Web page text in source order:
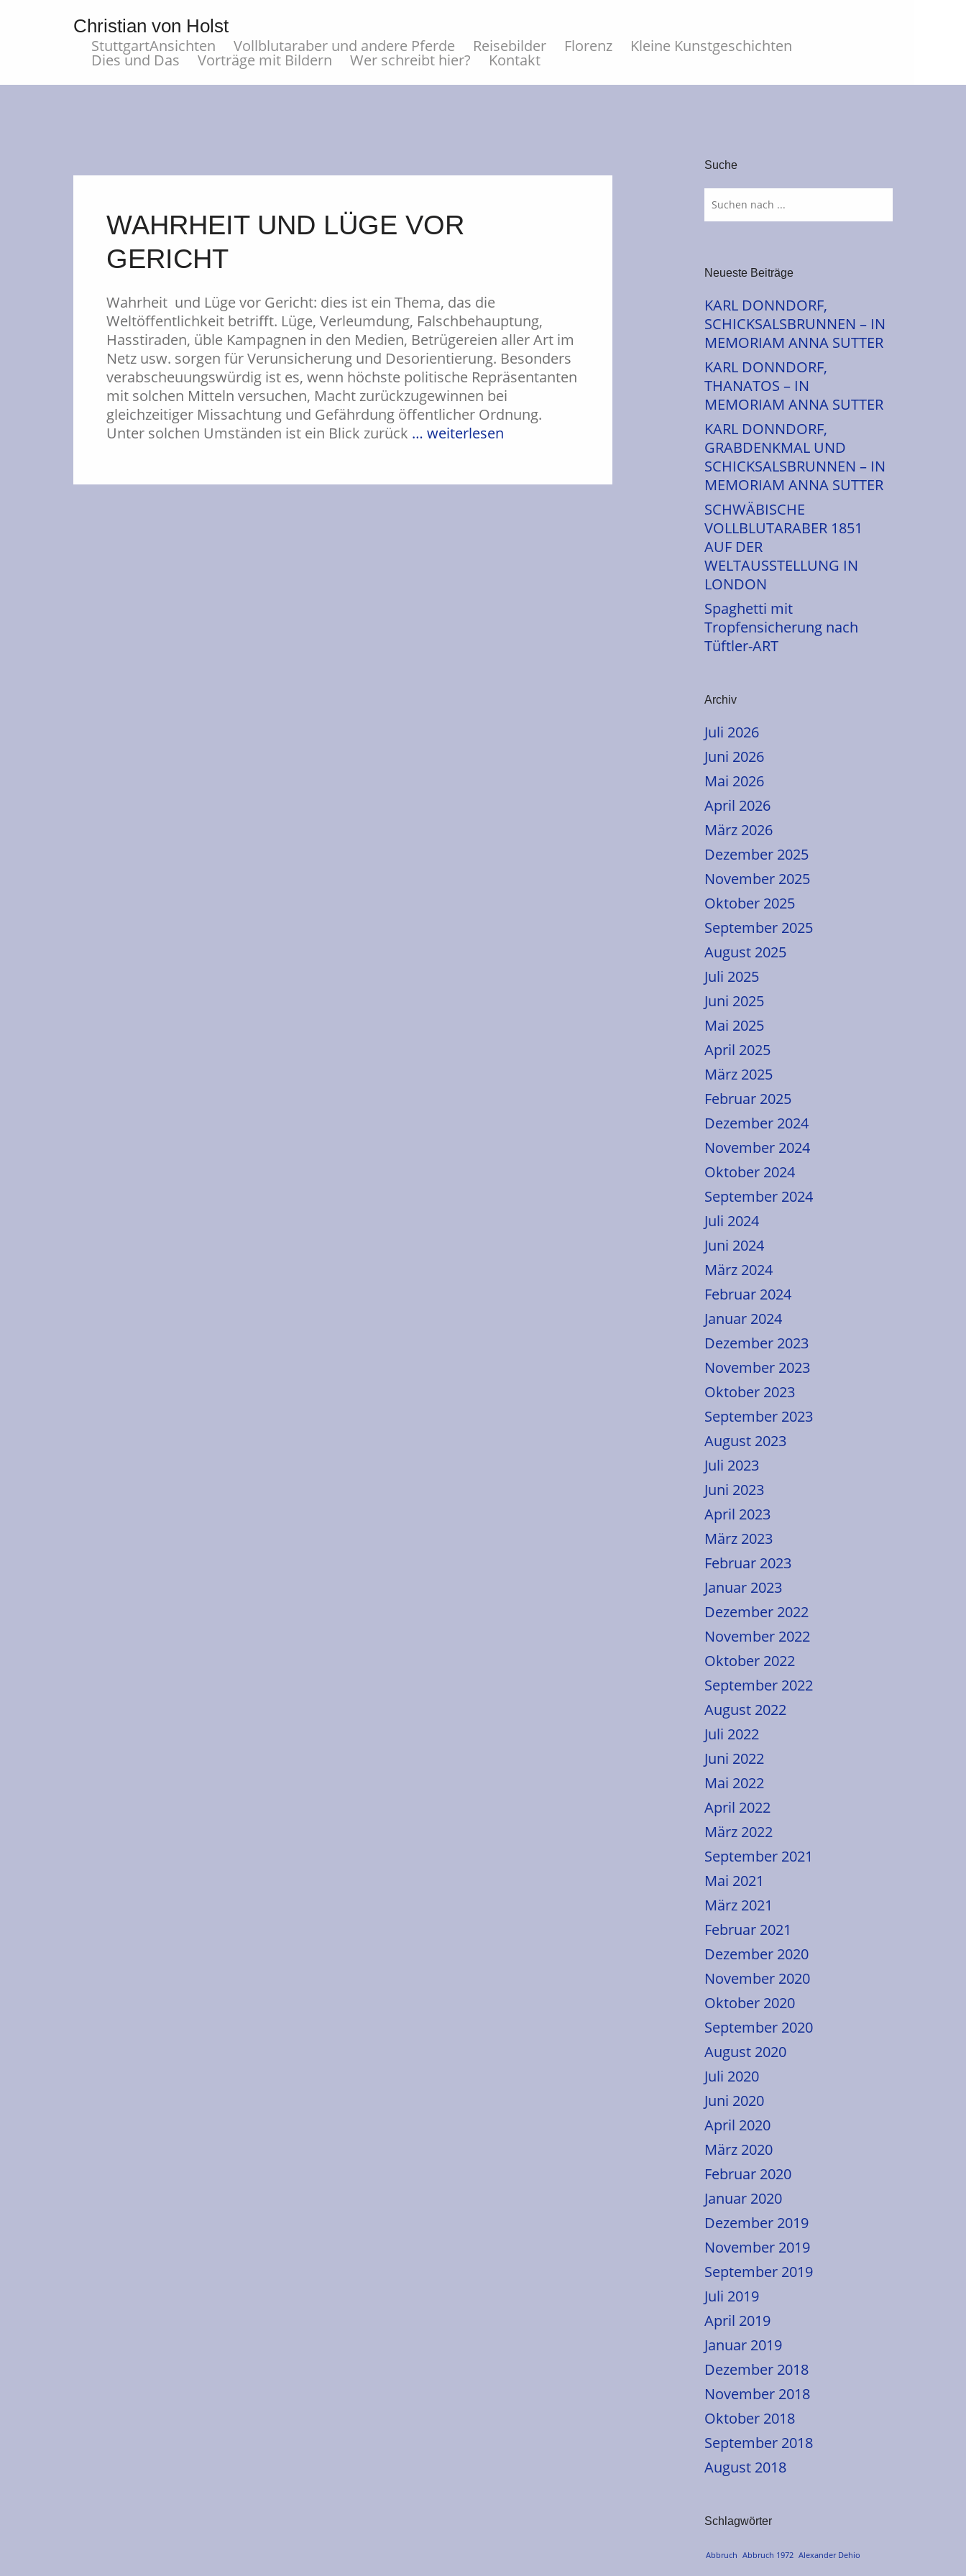
Christian von Holst
StuttgartAnsichten Vollblutaraber und andere Pferde Reisebilder Florenz Kleine Kunstgeschichten
Dies und Das Vorträge mit Bildern Wer schreibt hier? Kontakt
WAHRHEIT UND LÜGE VOR
GERICHT
Wahrheit und Lüge vor Gericht: dies ist ein Thema, das die
Weltöffentlichkeit betrifft. Lüge, Verleumdung, Falschbehauptung,
Hasstiraden, üble Kampagnen in den Medien, Betrügereien aller Art im
Netz usw. sorgen für Verunsicherung und Desorientierung. Besonders
verabscheuungswürdig ist es, wenn höchste politische Repräsentanten
mit solchen Mitteln versuchen, Macht zurückzugewinnen bei
gleichzeitiger Missachtung und Gefährdung öffentlicher Ordnung.
Unter solchen Umständen ist ein Blick zurück … weiterlesen
Suche
Neueste Beiträge
KARL DONNDORF,
SCHICKSALSBRUNNEN – IN
MEMORIAM ANNA SUTTER
KARL DONNDORF,
THANATOS – IN
MEMORIAM ANNA SUTTER
KARL DONNDORF,
GRABDENKMAL UND
SCHICKSALSBRUNNEN – IN
MEMORIAM ANNA SUTTER
SCHWÄBISCHE
VOLLBLUTARABER 1851
AUF DER
WELTAUSSTELLUNG IN
LONDON
Spaghetti mit
Tropfensicherung nach
Tüftler-ART
Archiv
Juli 2026
Juni 2026
Mai 2026
April 2026
März 2026
Dezember 2025
November 2025
Oktober 2025
September 2025
August 2025
Juli 2025
Juni 2025
Mai 2025
April 2025
März 2025
Februar 2025
Dezember 2024
November 2024
Oktober 2024
September 2024
Juli 2024
Juni 2024
März 2024
Februar 2024
Januar 2024
Dezember 2023
November 2023
Oktober 2023
September 2023
August 2023
Juli 2023
Juni 2023
April 2023
März 2023
Februar 2023
Januar 2023
Dezember 2022
November 2022
Oktober 2022
September 2022
August 2022
Juli 2022
Juni 2022
Mai 2022
April 2022
März 2022
September 2021
Mai 2021
März 2021
Februar 2021
Dezember 2020
November 2020
Oktober 2020
September 2020
August 2020
Juli 2020
Juni 2020
April 2020
März 2020
Februar 2020
Januar 2020
Dezember 2019
November 2019
September 2019
Juli 2019
April 2019
Januar 2019
Dezember 2018
November 2018
Oktober 2018
September 2018
August 2018
Schlagwörter
Abbruch Abbruch 1972 Alexander Dehio